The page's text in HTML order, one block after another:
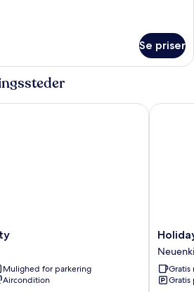
Se priser
Mulighed for parkering
Aircondition
Holiday
Inn
Express
Luzern
-
Gratis
Gratis
Holiday